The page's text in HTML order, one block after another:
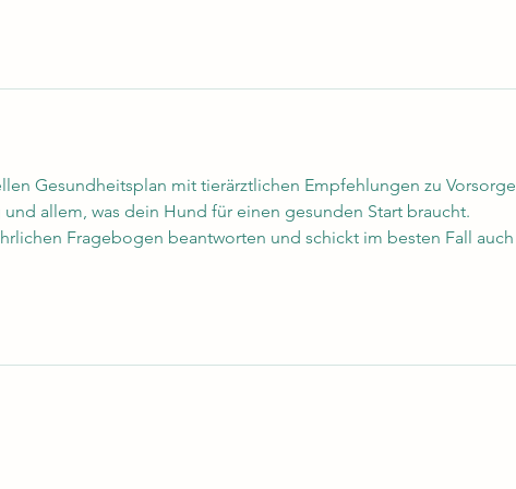
Gesundheitsplan mit tierärztlichen Empfehlungen zu Vorsorge,
und allem, was dein Hund für einen gesunden Start braucht.
Fragebogen beantworten und schickt im besten Fall auch